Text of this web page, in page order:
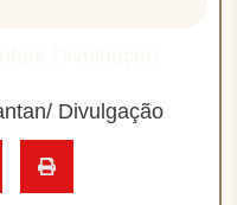
Divulgação